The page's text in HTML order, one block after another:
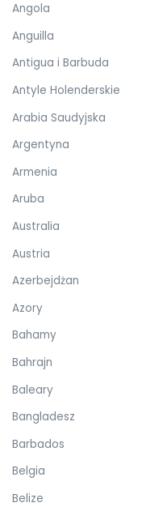
Angola
Anguilla
Antigua i Barbuda
Antyle Holenderskie
Arabia Saudyjska
Argentyna
Armenia
Aruba
Australia
Austria
Azerbejdżan
Azory
Bahamy
Bahrajn
Baleary
Bangladesz
Barbados
Belgia
Belize